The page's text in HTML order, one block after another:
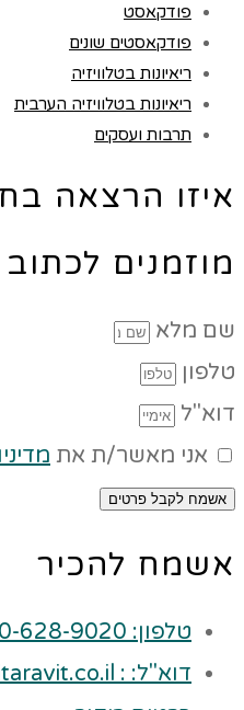
פודקאסט
פודקאסטים שונים
ריאיונות בטלוויזיה
ריאיונות בטלוויזיה הערבית
תרבות ועסקים
איזו הרצאה
מוזמנים
שם מלא
טלפון
דוא"ל
אני מאשר/ת את
אשמח לקבל פרטים
אשמח להכיר
טלפון: 050-628-9020
דוא"ל: : idit@iditaravit.co.il